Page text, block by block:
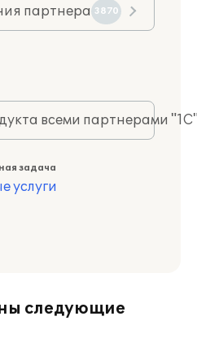
партнера 3870
всеми партнерами
задача
услуги
следующие